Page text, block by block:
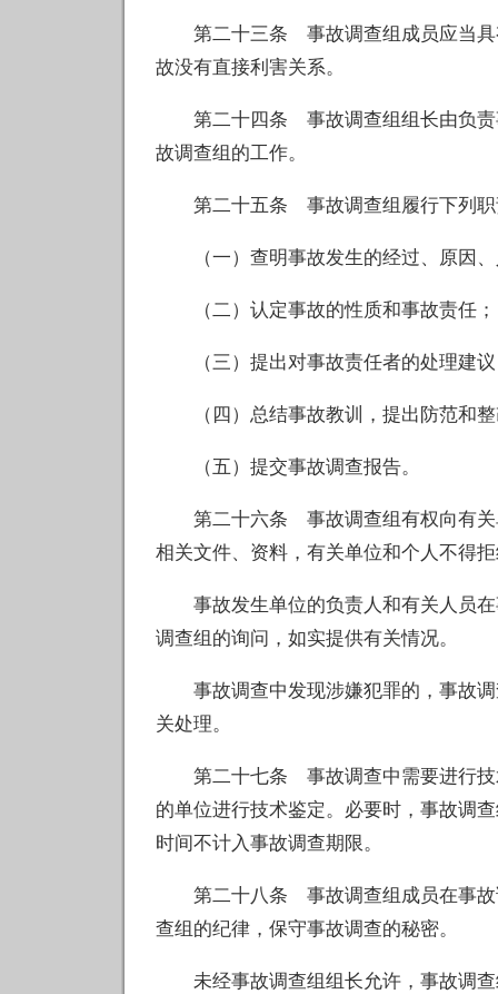
第二十三条 事故调查组成员应当具
故没有直接利害关系。
第二十四条 事故调查组组长由负责
故调查组的工作。
第二十五条 事故调查组履行下列职
（一）查明事故发生的经过、原因、
（二）认定事故的性质和事故责任；
（三）提出对事故责任者的处理建议
（四）总结事故教训，提出防范和整
（五）提交事故调查报告。
第二十六条 事故调查组有权向有关
相关文件、资料，有关单位和个人不得
事故发生单位的负责人和有关人员在
调查组的询问，如实提供有关情况。
事故调查中发现涉嫌犯罪的，事故调
关处理。
第二十七条 事故调查中需要进行技
的单位进行技术鉴定。必要时，事故调
时间不计入事故调查期限。
第二十八条 事故调查组成员在事故
查组的纪律，保守事故调查的秘密。
未经事故调查组组长允许，事故调查